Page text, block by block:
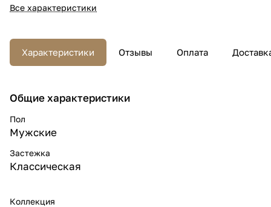
Все характеристики
Характеристики Отзывы Оплата
Общие характеристики
Пол
Мужские
Застежка
Классическая
Коллекция